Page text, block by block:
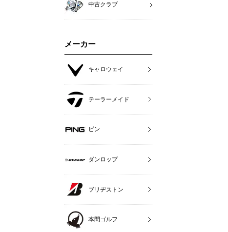
中古クラブ
メーカー
キャロウェイ
テーラーメイド
ピン
ダンロップ
ブリヂストン
本間ゴルフ